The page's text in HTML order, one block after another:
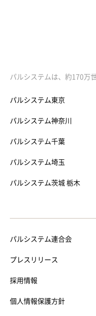
パルシステムは、約170万
パルシステム東京
パルシステム神奈川
パルシステム千葉
パルシステム埼玉
パルシステム茨城 栃木
パルシステム連合会
プレスリリース
採用情報
個人情報保護方針